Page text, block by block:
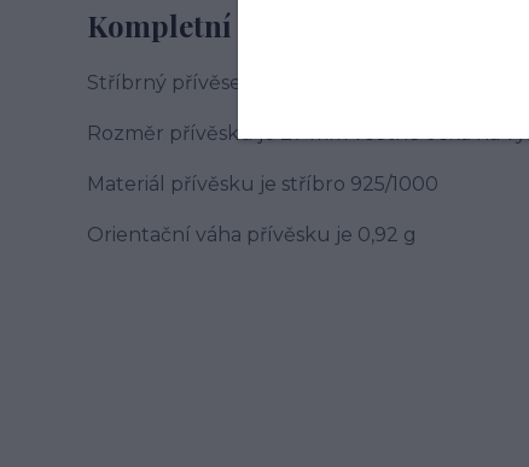
Kompletní specifikace
Stříbrný přívěsek ve tvaru lžíce
Rozměr přívěsku je 27 mm včetně očka na
Materiál přívěsku je stříbro 925/1000
Orientační váha přívěsku je 0,92 g